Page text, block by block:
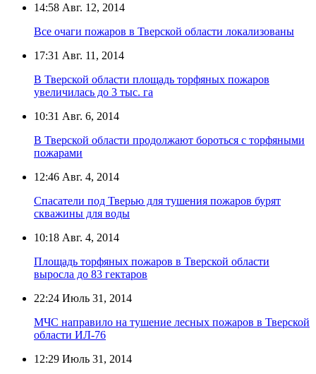
14:58 Авг. 12, 2014
Все очаги пожаров в Тверской области локализованы
17:31 Авг. 11, 2014
В Тверской области площадь торфяных пожаров
увеличилась до 3 тыс. га
10:31 Авг. 6, 2014
В Тверской области продолжают бороться с торфяными
пожарами
12:46 Авг. 4, 2014
Спасатели под Тверью для тушения пожаров бурят
скважины для воды
10:18 Авг. 4, 2014
Площадь торфяных пожаров в Тверской области
выросла до 83 гектаров
22:24 Июль 31, 2014
МЧС направило на тушение лесных пожаров в Тверской
области ИЛ-76
12:29 Июль 31, 2014